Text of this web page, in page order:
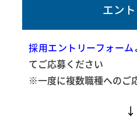
エン
採用エントリーフォーム
てご応募ください
※一度に複数職種へのご
↓